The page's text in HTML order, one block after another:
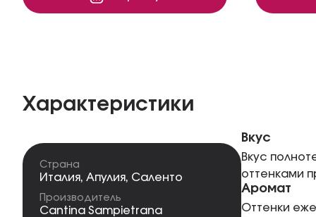
Характеристики
Страна
Италия, Апулия, Саленто
Производитель
Cantina Sampietrana
Вкус
Вкус
оттенками
Аромат
Оттенки